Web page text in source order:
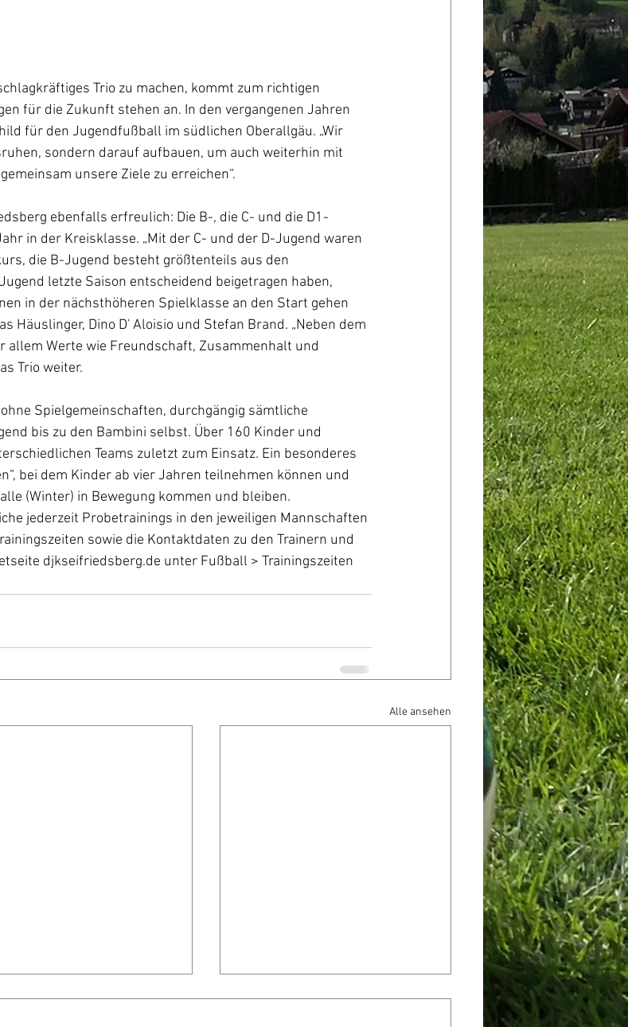
Trio zu machen, kommt zum richtigen
für die Zukunft stehen an. In den vergangenen Jahren
für den Jugendfußball im südlichen Oberallgäu. „Wir
sondern darauf aufbauen, um auch weiterhin mit
unsere Ziele zu erreichen“.
ebenfalls erfreulich: Die B-, die C- und die D1-
in der Kreisklasse. „Mit der C- und der D-Jugend waren
die B-Jugend besteht größtenteils aus den
letzte Saison entscheidend beigetragen haben,
in der nächsthöheren Spielklasse an den Start gehen
Häuslinger, Dino D' Aloisio und Stefan Brand. „Neben dem
allem Werte wie Freundschaft, Zusammenhalt und
Trio weiter.
Spielgemeinschaften, durchgängig sämtliche
bis zu den Bambini selbst. Über 160 Kinder und
Teams zuletzt zum Einsatz. Ein besonderes
bei dem Kinder ab vier Jahren teilnehmen können und
(Winter) in Bewegung kommen und bleiben.
jederzeit Probetrainings in den jeweiligen Mannschaften
sowie die Kontaktdaten zu den Trainern und
djkseifriedsberg.de unter Fußball > Trainingszeiten
Alle ansehen